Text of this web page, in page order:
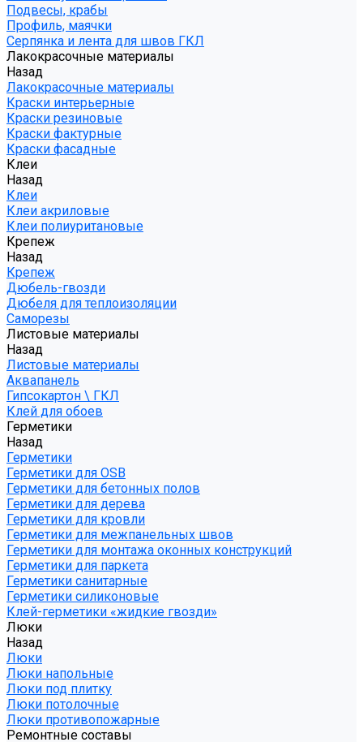
Подвесы, крабы
Профиль, маячки
Серпянка и лента для швов ГКЛ
Лакокрасочные материалы
Назад
Лакокрасочные материалы
Краски интерьерные
Краски резиновые
Краски фактурные
Краски фасадные
Клеи
Назад
Клеи
Клеи акриловые
Клеи полиуритановые
Крепеж
Назад
Крепеж
Дюбель-гвозди
Дюбеля для теплоизоляции
Саморезы
Листовые материалы
Назад
Листовые материалы
Аквапанель
Гипсокартон \ ГКЛ
Клей для обоев
Герметики
Назад
Герметики
Герметики для OSB
Герметики для бетонных полов
Герметики для дерева
Герметики для кровли
Герметики для межпанельных швов
Герметики для монтажа оконных конструкций
Герметики для паркета
Герметики санитарные
Герметики силиконовые
Клей-герметики «жидкие гвозди»
Люки
Назад
Люки
Люки напольные
Люки под плитку
Люки потолочные
Люки противопожарные
Ремонтные составы